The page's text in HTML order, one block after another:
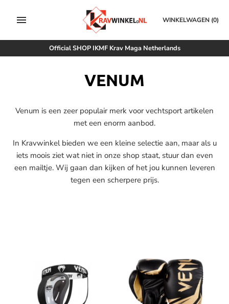
content
WINKELWAGEN (0)
Official SHOP IKMF Krav Maga Netherlands
VENUM
Venum is een zeer populair merk voor vechtsport artikelen
met een enorm aanbod.
In Kravwinkel bieden we een kleine selectie aan, maar als u
iets moois ziet wat niet in onze shop staat, stuur dan even
een mailtje. Wij gaan dan kijken of het jou kunnen leveren
tegen een scherpere prijs.